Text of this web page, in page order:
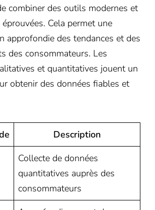
combiner des outils modernes et
Cela permet une
approfondie des tendances et des
des consommateurs. Les
et quantitatives jouent un
obtenir des données fiables et
Description
Collecte de données
quantitatives auprès des
consommateurs